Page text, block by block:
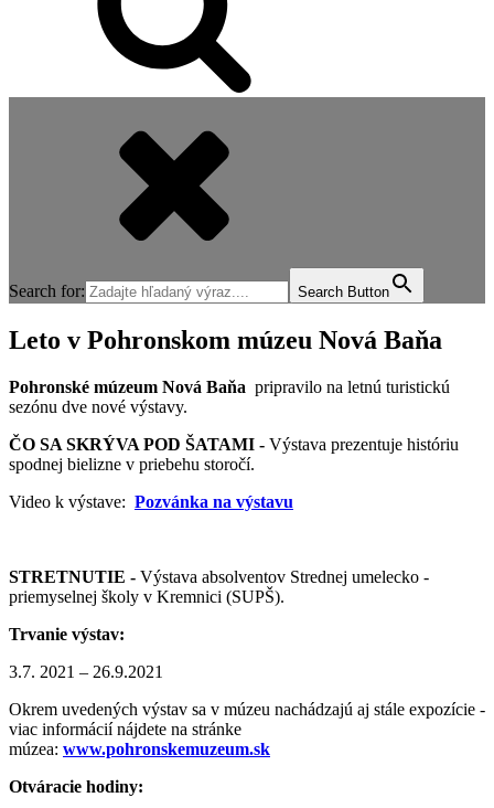
Search for: Search Button
Leto v Pohronskom múzeu Nová Baňa
Pohronské múzeum Nová Baňa pripravilo na letnú turistickú
sezónu dve nové výstavy.
ČO SA SKRÝVA POD ŠATAMI - Výstava prezentuje históriu
spodnej bielizne v priebehu storočí.
Video k výstave: Pozvánka na výstavu
STRETNUTIE - Výstava absolventov Strednej umelecko -
priemyselnej školy v Kremnici (SUPŠ).
Trvanie výstav:
3.7. 2021 – 26.9.2021
Okrem uvedených výstav sa v múzeu nachádzajú aj stále expozície -
viac informácií nájdete na stránke
múzea: www.pohronskemuzeum.sk
Otváracie hodiny: